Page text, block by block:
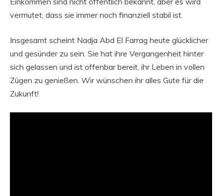
vermutet, dass sie immer noch finanziell stabil ist.
Insgesamt scheint Nadja Abd El Farrag heute glücklicher
und gesünder zu sein. Sie hat ihre Vergangenheit hinter
sich gelassen und ist offenbar bereit, ihr Leben in vollen
Zügen zu genießen. Wir wünschen ihr alles Gute für die
Zukunft!